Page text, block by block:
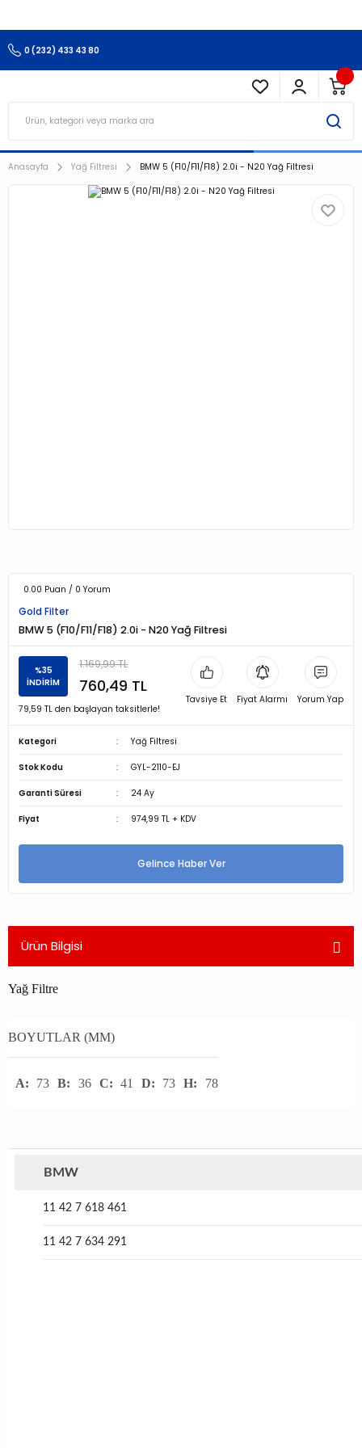
0 (232) 433 43 80
Anasayfa Yağ Filtresi BMW 5 (F10/F11/F18) 2.0i - N20 Yağ Filtresi
0.00 Puan / 0 Yorum
Gold Filter
BMW 5 (F10/F11/F18) 2.0i - N20 Yağ Filtresi
%35
İNDİRİM
1.169,99 TL
760,49 TL
79,59 TL den başlayan taksitlerle!
Tavsiye Et Fiyat Alarmı Yorum Yap
Kategori Yağ Filtresi
Stok Kodu GYL-2110-EJ
Garanti Süresi 24 Ay
Fiyat 974,99 TL + KDV
Gelince Haber Ver
Ürün Bilgisi
Yağ Filtre
BOYUTLAR (MM)
A: 73 B: 36 C: 41 D: 73 H: 78
BMW
11 42 7 618 461
11 42 7 634 291